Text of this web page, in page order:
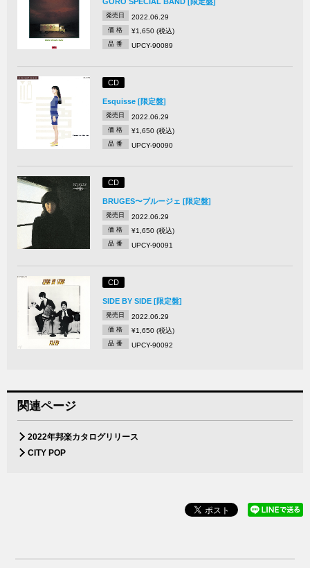
発売日 2022.06.29
価 格 ¥1,650 (税込)
品 番 UPCY-90089
CD
Esquisse [限定盤]
発売日 2022.06.29
価 格 ¥1,650 (税込)
品 番 UPCY-90090
CD
BRUGES〜ブルージェ [限定盤]
発売日 2022.06.29
価 格 ¥1,650 (税込)
品 番 UPCY-90091
CD
SIDE BY SIDE [限定盤]
発売日 2022.06.29
価 格 ¥1,650 (税込)
品 番 UPCY-90092
関連ページ
2022年邦楽カタログリリース
CITY POP